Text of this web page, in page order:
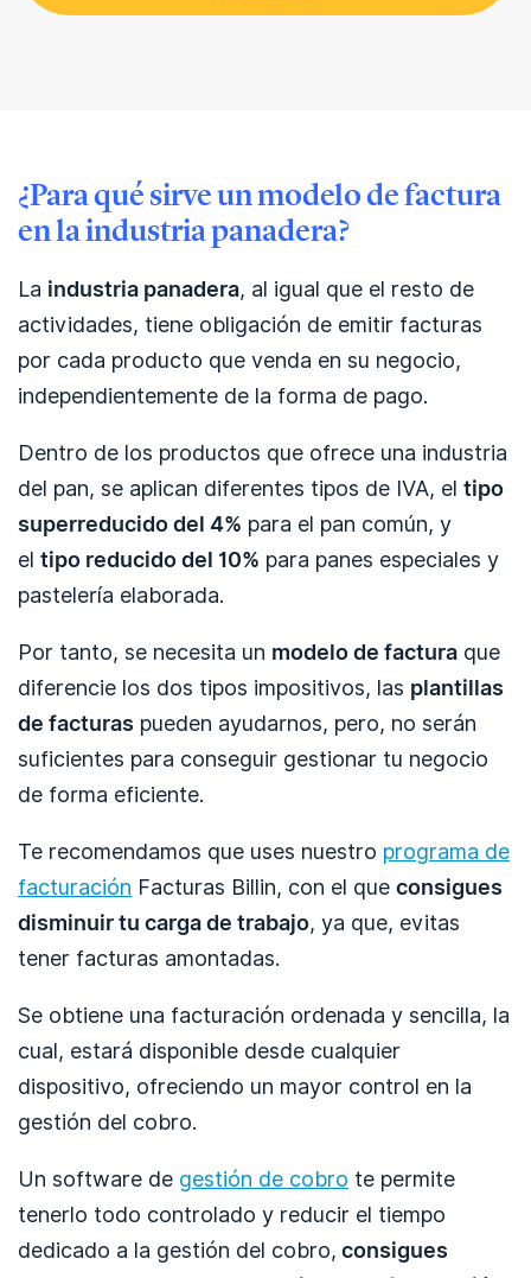
¿Para qué sirve un modelo de factura
en la industria panadera?
La industria panadera, al igual que el resto de
actividades, tiene obligación de emitir facturas
por cada producto que venda en su negocio,
independientemente de la forma de pago.
Dentro de los productos que ofrece una industria
del pan, se aplican diferentes tipos de IVA, el tipo
superreducido del 4% para el pan común, y
el tipo reducido del 10% para panes especiales y
pastelería elaborada.
Por tanto, se necesita un modelo de factura que
diferencie los dos tipos impositivos, las plantillas
de facturas pueden ayudarnos, pero, no serán
suficientes para conseguir gestionar tu negocio
de forma eficiente.
Te recomendamos que uses nuestro programa de
facturación Facturas Billin, con el que consigues
disminuir tu carga de trabajo, ya que, evitas
tener facturas amontadas.
Se obtiene una facturación ordenada y sencilla, la
cual, estará disponible desde cualquier
dispositivo, ofreciendo un mayor control en la
gestión del cobro.
Un software de gestión de cobro te permite
tenerlo todo controlado y reducir el tiempo
dedicado a la gestión del cobro, consigues